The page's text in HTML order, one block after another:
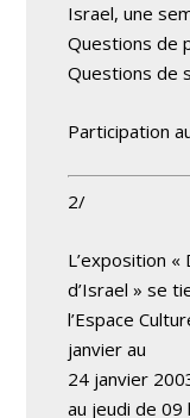
Israel, une
Questions de
Questions de
Participation
2/
L’exposition
d’Israel » se
l’Espace
janvier au
24 janvier
au jeudi de 09